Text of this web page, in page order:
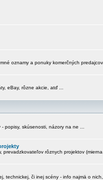
oznamy a ponuky komerčných predajcov
eBay, rôzne akcie, atď ...
popisy, skúsenosti, názory na ne ...
prevadzkovateľov rôznych projektov
technickej, či inej scény - info najmä o